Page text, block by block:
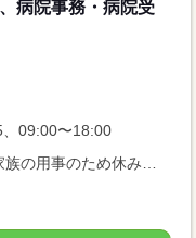
病院事務・病院受
09:00〜18:00